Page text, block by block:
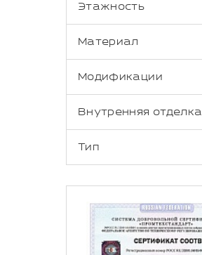
Этажность
Материал
Модификации
Внутренняя отделка
Тип